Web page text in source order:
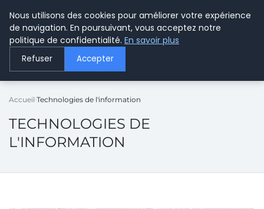
LE WEBMARKETING
Accueil Technologies de l'information
TECHNOLOGIES DE
L'INFORMATION
Nous utilisons des cookies pour améliorer votre expérience
de navigation. En poursuivant, vous acceptez notre
politique de confidentialité. En savoir plus
Refuser Accepter